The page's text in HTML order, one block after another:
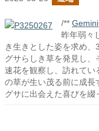
/** Gemini
昨年弱々
き生きとした姿を求め
グサらしき草を発見し
速花を観察し、訪れてい
の草が生い茂る前に成長
グサに出会えた喜びを綴